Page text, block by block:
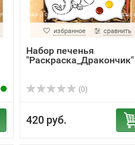
избранное сравнить
Набор печенья
(0)
420 руб.